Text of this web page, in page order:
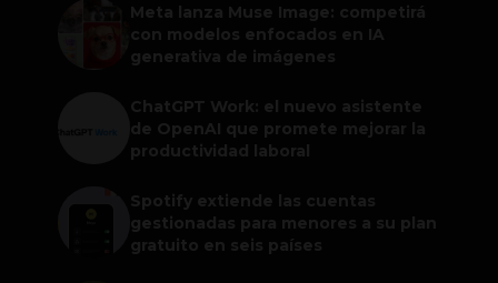
Meta lanza Muse Image: competirá
con modelos enfocados en IA
generativa de imágenes
ChatGPT Work: el nuevo asistente
de OpenAI que promete mejorar la
productividad laboral
Spotify extiende las cuentas
gestionadas para menores a su plan
gratuito en seis países